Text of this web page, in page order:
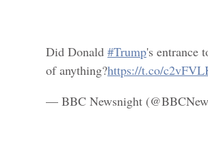
Did Donald #Trump's entrance
of anything?https://t.co/
— BBC Newsnight